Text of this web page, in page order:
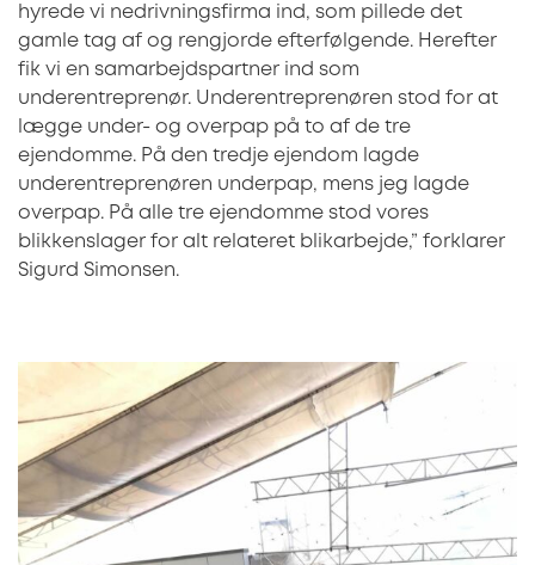
hyrede vi nedrivningsfirma ind, som pillede det
gamle tag af og rengjorde efterfølgende. Herefter
fik vi en samarbejdspartner ind som
underentreprenør. Underentreprenøren stod for at
lægge under- og overpap på to af de tre
ejendomme. På den tredje ejendom lagde
underentreprenøren underpap, mens jeg lagde
overpap. På alle tre ejendomme stod vores
blikkenslager for alt relateret blikarbejde,” forklarer
Sigurd Simonsen.